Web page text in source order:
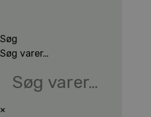
Søg
Søg varer…
×